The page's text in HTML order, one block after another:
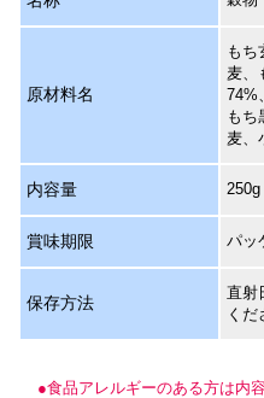
原材料名
もち
麦、
74%
もち
麦、
内容量 250g
賞味期限 パッ
保存方法
直射
くだ
●食品アレルギーのある方は内